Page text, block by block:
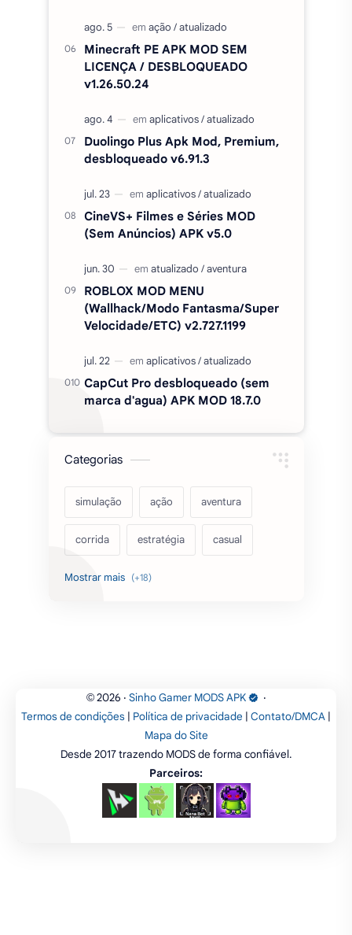
Minecraft PE APK MOD SEM
LICENÇA / DESBLOQUEADO
v1.26.50.24
Duolingo Plus Apk Mod, Premium,
desbloqueado v6.91.3
CineVS+ Filmes e Séries MOD
(Sem Anúncios) APK v5.0
ROBLOX MOD MENU
(Wallhack/Modo Fantasma/Super
Velocidade/ETC) v2.727.1199
CapCut Pro desbloqueado (sem
marca d'agua) APK MOD 18.7.0
Categorias
simulação ação aventura
corrida estratégia casual
acarde esportes
luta educação
desenho
artes
© 2026 ‧ Sinho Gamer MODS APK
‧
Termos de condições | Política de privacidade | Contato/DMCA |
Mapa do Site
Desde 2017 trazendo MODS de forma confiável.
Parceiros: